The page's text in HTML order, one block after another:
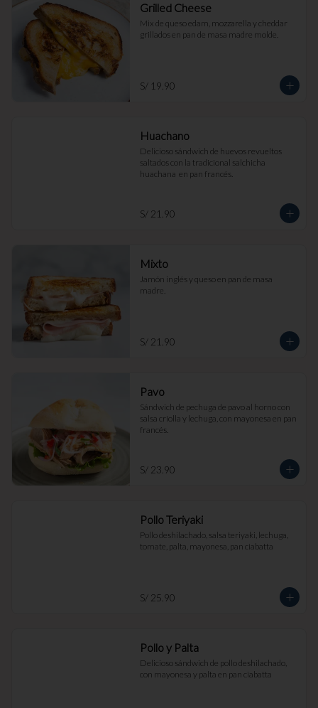
Grilled Cheese
Mix de queso edam, mozzarella y cheddar
grillados en pan de masa madre molde.
S/ 19.90
Huachano
Delicioso sándwich de huevos revueltos
saltados con la tradicional salchicha
huachana  en pan francés.
S/ 21.90
Mixto
Jamón inglés y queso en pan de masa
madre.
S/ 21.90
Pavo
Sándwich de pechuga de pavo al horno con
salsa criolla y lechuga, con mayonesa en pan
francés.
S/ 23.90
Pollo Teriyaki
Pollo deshilachado, salsa teriyaki, lechuga,
tomate, palta, mayonesa, pan ciabatta
S/ 25.90
Pollo y Palta
Delicioso sándwich de pollo deshilachado,
con mayonesa y palta en pan ciabatta